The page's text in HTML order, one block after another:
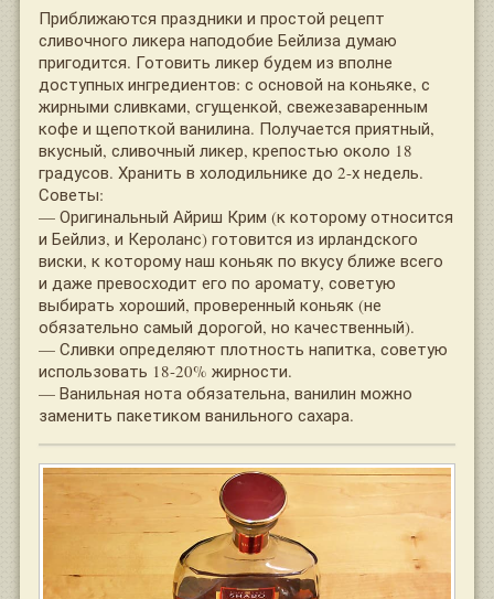
Приближаются праздники и простой рецепт
сливочного ликера наподобие Бейлиза думаю
пригодится. Готовить ликер будем из вполне
доступных ингредиентов: с основой на коньяке, с
жирными сливками, сгущенкой, свежезаваренным
кофе и щепоткой ванилина. Получается приятный,
вкусный, сливочный ликер, крепостью около 18
градусов. Хранить в холодильнике до 2-х недель.
Советы:
— Оригинальный Айриш Крим (к которому относится
и Бейлиз, и Кероланс) готовится из ирландского
виски, к которому наш коньяк по вкусу ближе всего
и даже превосходит его по аромату, советую
выбирать хороший, проверенный коньяк (не
обязательно самый дорогой, но качественный).
— Сливки определяют плотность напитка, советую
использовать 18-20% жирности.
— Ванильная нота обязательна, ванилин можно
заменить пакетиком ванильного сахара.